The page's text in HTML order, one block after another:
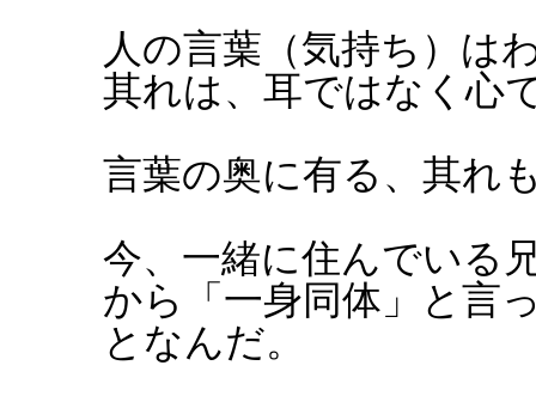
人の言葉（気持ち）は
其れは、耳ではなく心
言葉の奥に有る、其れ
今、一緒に住んでいる
から「一身同体」と言
となんだ。